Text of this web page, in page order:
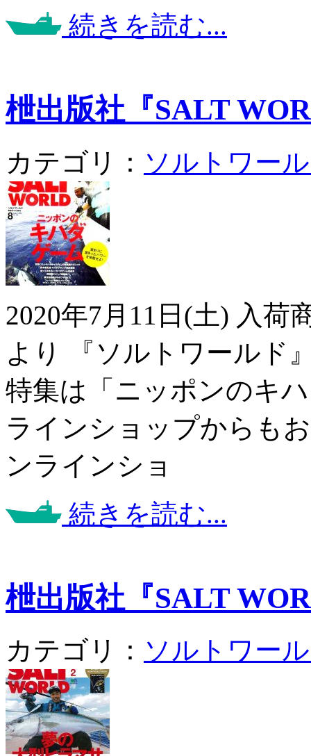
続きを読む...
枻出版社『SALT
カテゴリ： ソルトワー
2020年7月11日(土) 入荷
より 『ソルトワールド
特集は「ニッポンのキ
ラインショップからも
ンラインショ
続きを読む...
枻出版社『SALT
カテゴリ： ソルトワー